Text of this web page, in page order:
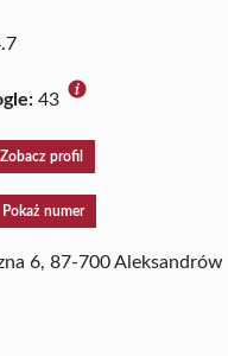
43
Zobacz profil
Pokaż numer
6, 87-700 Aleksandrów